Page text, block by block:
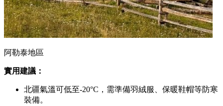
阿勒泰地區
實用建議：
北疆氣溫可低至-20°C，需準備羽絨服、保暖鞋帽等防寒
裝備。